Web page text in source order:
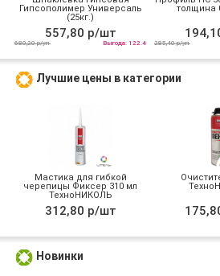
Гипсополимер Универсаль
(25кг.)
557,80 р/шт
680,20 р/уп Выгода: 122.4
толщина
285,40 р/уп
Лучшие цены в категории
Мастика для гибкой
черепицы Фиксер 310 мл
ТехноНИКОЛЬ
312,80 р/шт
Новинки